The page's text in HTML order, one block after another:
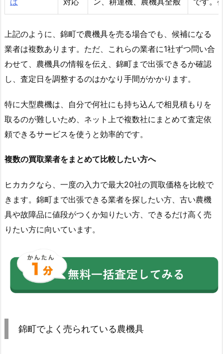
上記のように、錦町で農機具を売る場合でも、候補になる
業者は複数あります。ただ、これらの業者に1社ずつ問い合
わせて、農機具の情報を伝え、錦町まで出張できるか確認
し、査定日を調整するのはかなり手間がかかります。
特に大型農機は、自分で何社にも持ち込んで相見積もりを
取るのが難しいため、ネット上で複数社にまとめて査定依
頼できるサービスを使うと効率的です。
複数の買取業者をまとめて比較したい方へ
ヒカカクなら、一度の入力で最大20社の買取価格を比較で
きます。錦町まで出張できる業者を探したい方、古い農機
具や故障品に値段がつくか知りたい方、できるだけ高く売
りたい方に向いています。
錦町でよく売られている農機具